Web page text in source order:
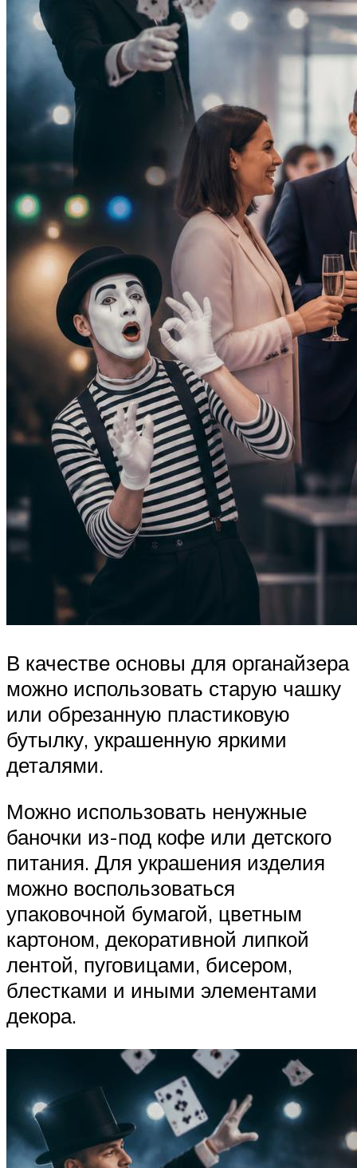
В качестве основы для органайзера
можно использовать старую чашку
или обрезанную пластиковую
бутылку, украшенную яркими
деталями.
Можно использовать ненужные
баночки из-под кофе или детского
питания. Для украшения изделия
можно воспользоваться
упаковочной бумагой, цветным
картоном, декоративной липкой
лентой, пуговицами, бисером,
блестками и иными элементами
декора.